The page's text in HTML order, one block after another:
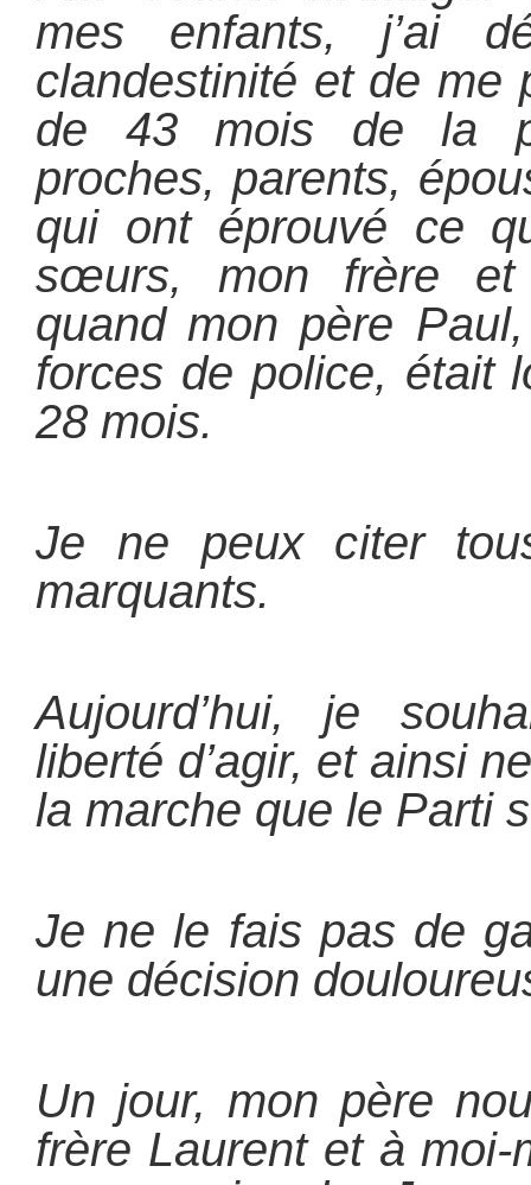
mes enfants, j’ai
clandestinité et de me
de 43 mois de la
proches, parents,
qui ont éprouvé ce
sœurs, mon frère et
quand mon père
forces de police, était
28 mois.
Je ne peux citer
marquants.
Aujourd’hui, je
liberté d’agir, et ainsi
la marche que le Parti
Je ne le fais pas de
une décision
Un jour, mon père
frère Laurent et à